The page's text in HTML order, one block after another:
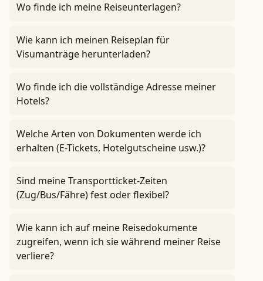
Wo finde ich meine Reiseunterlagen?
Wie kann ich meinen Reiseplan für
Visumanträge herunterladen?
Wo finde ich die vollständige Adresse meiner
Hotels?
Welche Arten von Dokumenten werde ich
erhalten (E-Tickets, Hotelgutscheine usw.)?
Sind meine Transportticket-Zeiten
(Zug/Bus/Fähre) fest oder flexibel?
Wie kann ich auf meine Reisedokumente
zugreifen, wenn ich sie während meiner Reise
verliere?